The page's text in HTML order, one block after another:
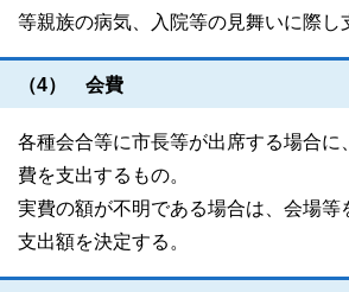
等親族の病気、入院等の見舞いに際し
（4） 会費
各種会合等に市長等が出席する場合に
費を支出するもの。
実費の額が不明である場合は、会場等
支出額を決定する。